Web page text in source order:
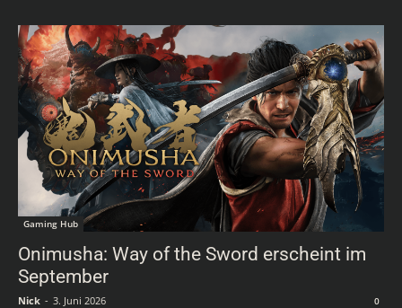
Gaming Hub
Onimusha: Way of the Sword erscheint im
September
Nick - 3. Juni 2026 0